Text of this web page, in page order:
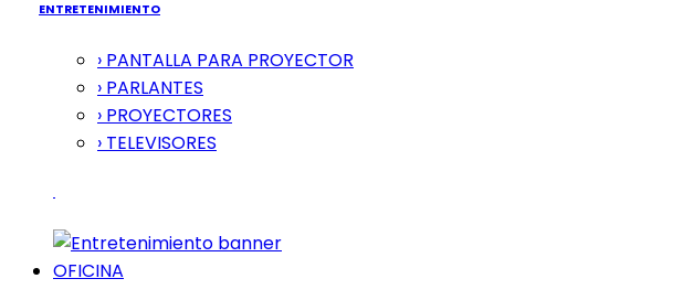
ENTRETENIMIENTO
› PANTALLA PARA PROYECTOR
› PARLANTES
› PROYECTORES
› TELEVISORES
OFICINA